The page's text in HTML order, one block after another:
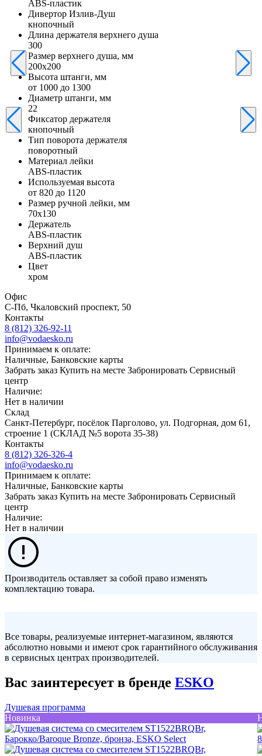
ABS-пластик
Дивертор Излив-Душ
кнопочный
Длина держателя верхнего душа
300
Размер верхнего душа, мм
200х200
Высота штанги, мм
от 1000 до 1300
Диаметр штанги, мм
22
Фиксатор держателя
кнопочный
Тип поворота держателя
поворотный
Материал лейки
ABS-пластик
Используемая высота
от 820 до 1120
Размер ручной лейки, мм
70х130
Держатель
ABS-пластик
Верхний душ
ABS-пластик
Цвет
хром
Офис
С-Пб, Чкаловский проспект, 50
Контакты
8 (812) 326-92-11
info@vodaesko.ru
Принимаем к оплате:
Наличные, Банковские карты
Забрать заказ Купить на месте Забронировать Сервисный
центр
Наличие:
Нет в наличии
Склад
Санкт-Петербург, посёлок Парголово, ул. Подгорная, дом 61,
строение 1 (СКЛАД №5 ворота 35-38)
Контакты
8 (812) 326-326-4
info@vodaesko.ru
Принимаем к оплате:
Наличные, Банковские карты
Забрать заказ Купить на месте Забронировать Сервисный
центр
Наличие:
Нет в наличии
Производитель оставляет за собой право изменять
комплектацию товара.
Все товары, реализуемые интернет-магазином, являются
абсолютно новыми и имеют срок гарантийного обслуживания
в сервисных центрах производителей.
Вас заинтересует в бренде ESKO
Душевая программа
Новинка